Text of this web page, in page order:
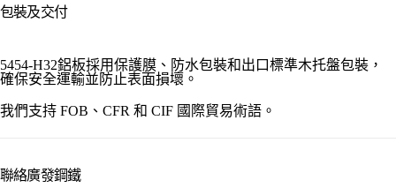
包裝及交付
5454-H32鋁板採用保護膜、防水包裝和出口標準木托盤包裝，
確保安全運輸並防止表面損壞。
我們支持 FOB、CFR 和 CIF 國際貿易術語。
聯絡廣發鋼鐵